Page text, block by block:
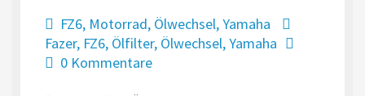
FZ6, Motorrad, Ölwechsel,Yamaha
Fazer, FZ6, Ölfilter, Ölwechsel,Yamaha
0 Kommentare